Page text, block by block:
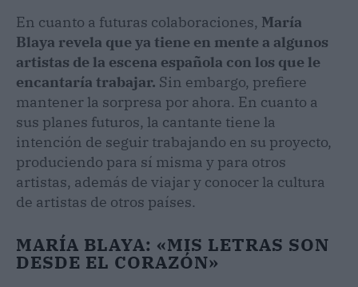
En cuanto a futuras colaboraciones, María
Blaya revela que ya tiene en mente a algunos
artistas de la escena española con los que le
encantaría trabajar. Sin embargo, prefiere
mantener la sorpresa por ahora. En cuanto a
sus planes futuros, la cantante tiene la
intención de seguir trabajando en su proyecto,
produciendo para sí misma y para otros
artistas, además de viajar y conocer la cultura
de artistas de otros países.
MARÍA BLAYA: «MIS LETRAS SON
DESDE EL CORAZÓN»